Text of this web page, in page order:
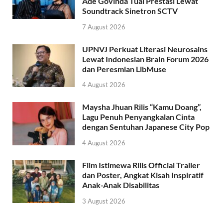
Soundtrack Sinetron SCTV
7 August 2026
UPNVJ Perkuat Literasi Neurosains
Lewat Indonesian Brain Forum 2026
dan Peresmian LibMuse
4 August 2026
Maysha Jhuan Rilis “Kamu Doang”,
Lagu Penuh Penyangkalan Cinta
dengan Sentuhan Japanese City Pop
4 August 2026
Film Istimewa Rilis Official Trailer
dan Poster, Angkat Kisah Inspiratif
Anak-Anak Disabilitas
3 August 2026